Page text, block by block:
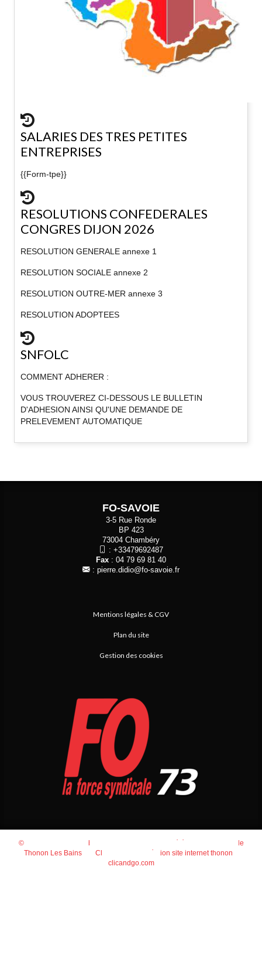
SALARIES DES TRES PETITES
ENTREPRISES
{{Form-tpe}}
RESOLUTIONS CONFEDERALES
CONGRES DIJON 2026
RESOLUTION GENERALE annexe 1
RESOLUTION SOCIALE annexe 2
RESOLUTION OUTRE-MER annexe 3
RESOLUTION ADOPTEES
SNFOLC
COMMENT ADHERER :
VOUS TROUVEREZ CI-DESSOUS LE BULLETIN
D'ADHESION AINSI QU'UNE DEMANDE DE
PRELEVEMENT AUTOMATIQUE
FO-SAVOIE
3-5 Rue Ronde
BP 423
73004 Chambéry
: +33479692487
Fax : 04 79 69 81 40
: pierre.didio@fo-savoie.fr
Mentions légales & CGV
Plan du site
Gestion des cookies
© 2026 Agence Web Thonon Les Bains
Référencement Google
Thonon Les Bains
Clic And Go
création site internet thonon
clicandgo.com